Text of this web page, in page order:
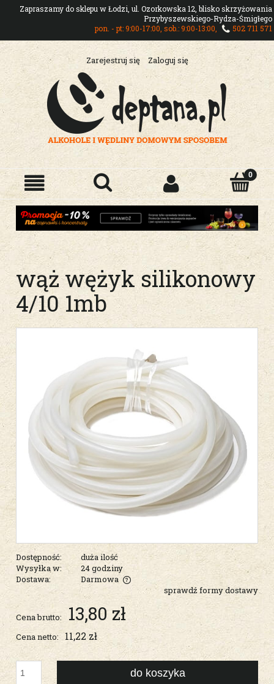
Zapraszamy do sklepu w Łodzi, ul. Ozorkowska 12, blisko skrzyżowania
Przybyszewskiego-Rydza-Śmigłego
pon. - pt: 9:00-17:00, sob.: 9:00-13:00,
502 711 571
Zarejestruj się Zaloguj się
wąż wężyk silikonowy
4/10 1mb
Dostępność:
duża ilość
Wysyłka w:
24 godziny
Dostawa:
Darmowa
Cena nie zawiera ewentualnych kosztów płatności
sprawdź formy dostawy
Cena brutto: 13,80 zł
Cena netto: 11,22 zł
do koszyka